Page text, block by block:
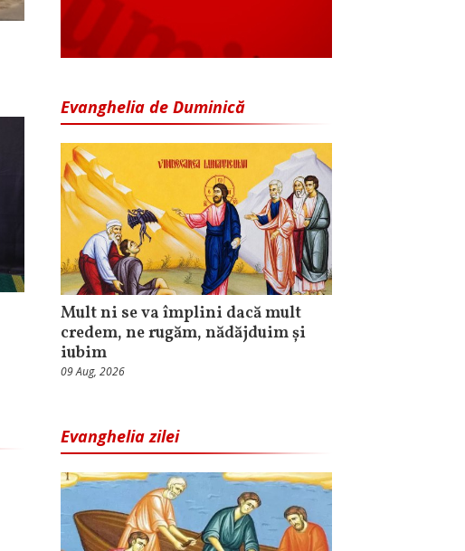
Evanghelia de Duminică
Mult ni se va împlini dacă mult
credem, ne rugăm, nădăjduim și
iubim
09 Aug, 2026
Evanghelia zilei